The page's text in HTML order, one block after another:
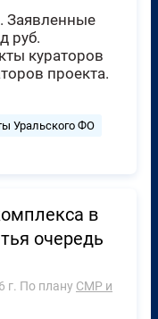
Заявленные
руб.
кураторов
проекта.
Уральского ФО
в
очередь
г. По плану СМР и